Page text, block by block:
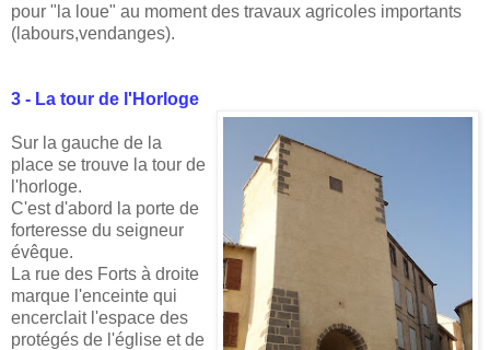
pour "la loue" au moment des travaux agricoles importants
(labours,vendanges).
3 - La tour de l'Horloge
Sur la gauche de la
place se trouve la tour de
l'horloge.
C'est d'abord la porte de
forteresse du seigneur
évêque.
La rue des Forts à droite
marque l'enceinte qui
encerclait l'espace des
protégés de l'église et de